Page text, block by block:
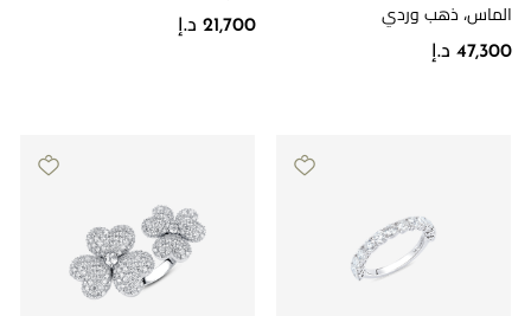
الماس، ذهب وردي
47,300 د.إ
21,700 د.إ